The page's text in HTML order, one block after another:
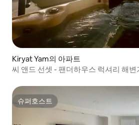
Kiryat Yam의 아파트
씨 앤드 선셋 - 팬더하우스 럭셔리 해변
슈퍼호스트
슈퍼호스트